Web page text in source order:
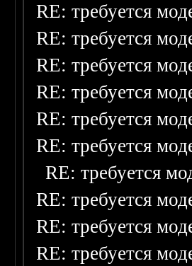
RE: требуется
RE: требуется
RE: требуется
RE: требуется
RE: требуется
RE: требуется
RE: требуется
RE: требуется
RE: требуется
RE: требуется